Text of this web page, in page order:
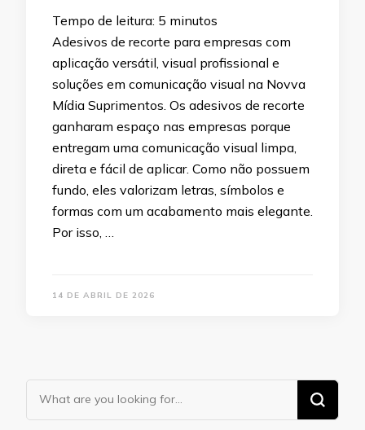
Tempo de leitura: 5 minutos
Adesivos de recorte para empresas com
aplicação versátil, visual profissional e
soluções em comunicação visual na Novva
Mídia Suprimentos. Os adesivos de recorte
ganharam espaço nas empresas porque
entregam uma comunicação visual limpa,
direta e fácil de aplicar. Como não possuem
fundo, eles valorizam letras, símbolos e
formas com um acabamento mais elegante.
Por isso, …
14 DE ABRIL DE 2026
Looking
for